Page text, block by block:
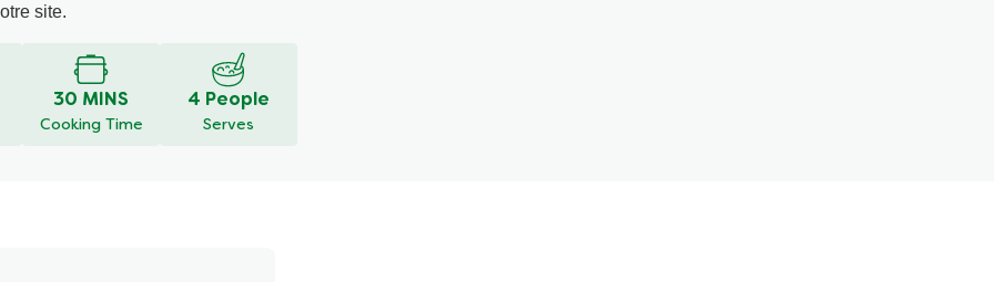
site.
30 MINS
Cooking Time
4 People
Serves